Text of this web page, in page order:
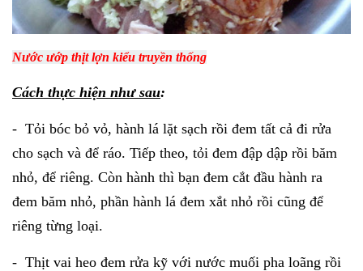
Nước ướp thịt lợn kiểu truyền thống
Cách thực hiện như sau:
- Tỏi bóc bỏ vỏ, hành lá lặt sạch rồi đem tất cả đi rửa
cho sạch và để ráo. Tiếp theo, tỏi đem đập dập rồi băm
nhỏ, để riêng. Còn hành thì bạn đem cắt đầu hành ra
đem băm nhỏ, phần hành lá đem xắt nhỏ rồi cũng để
riêng từng loại.
- Thịt vai heo đem rửa kỹ với nước muối pha loãng rồi